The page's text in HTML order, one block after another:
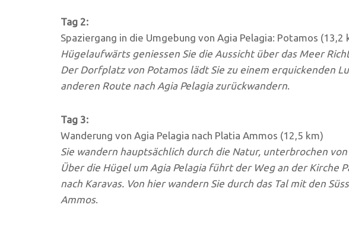
Tag 2:
Spaziergang in die Umgebung von Agia Pelagia: Potamos (13,2
Hügelaufwärts geniessen Sie die Aussicht über das Meer
Der Dorfplatz von Potamos lädt Sie zu einem erquickenden
anderen Route nach Agia Pelagia zurückwandern.
Tag 3:
Wanderung von Agia Pelagia nach Platia Ammos (12,5 km)
Sie wandern hauptsächlich durch die Natur, unterbrochen
Über die Hügel um Agia Pelagia führt der Weg an der Kirche
nach Karavas. Von hier wandern Sie durch das Tal mit den
Ammos.